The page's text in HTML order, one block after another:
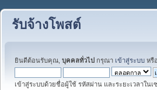
รับจ้างโพสต์
ยินดีต้อนรับคุณ, บุคคลทั่วไป กรุณา เข้าสู่ระบบ หรือ
เข้าสู่ระบบด้วยชื่อผู้ใช้ รหัสผ่าน และระยะเวลาใน